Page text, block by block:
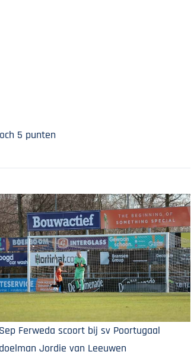
5 punten
Sep Ferweda scoort bij sv Poortugaal
doelman Jordie van Leeuwen